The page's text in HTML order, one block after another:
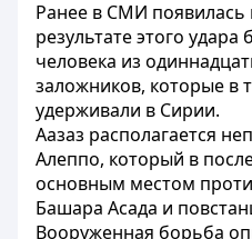
Ранее в СМИ
результате этого
человека из
заложников, которые в
удерживали в Сирии.
Аазаз располагается
Алеппо, который в
основным местом
Башара Асада и
Вооруженная борьба